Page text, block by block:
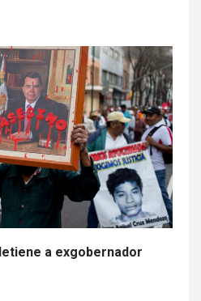
a exgobernador